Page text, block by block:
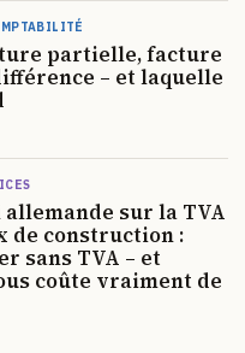
partielle, facture
– et laquelle
allemande sur la TVA
de construction :
sans TVA – et
coûte vraiment de